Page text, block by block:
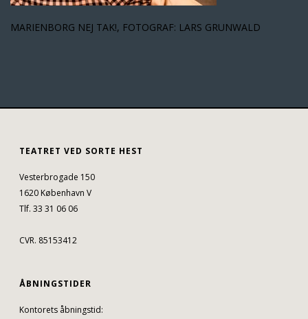
MARIENBORG NEJ TAK!, FOTOGRAF: LARS GRUNWALD
TEATRET VED SORTE HEST
Vesterbrogade 150
1620 København V
Tlf. 33 31 06 06
CVR. 85153412
ÅBNINGSTIDER
Kontorets åbningstid: